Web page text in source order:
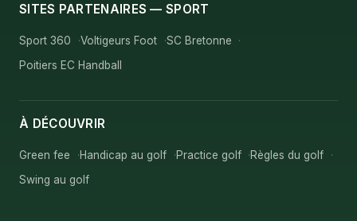
SITES PARTENAIRES — SPORT
Sport 360 Voltigeurs Foot
SC Bretonne
Poitiers EC Handball
À DÉCOUVRIR
Green fee Handicap au golf Practice golf
Règles du golf
Swing au golf